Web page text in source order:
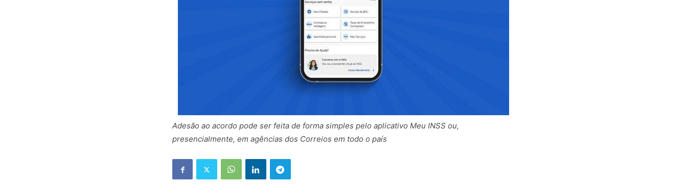
Adesão ao acordo pode ser feita de forma simples pelo aplicativo Meu INSS ou,
presencialmente, em agências dos Correios em todo o país